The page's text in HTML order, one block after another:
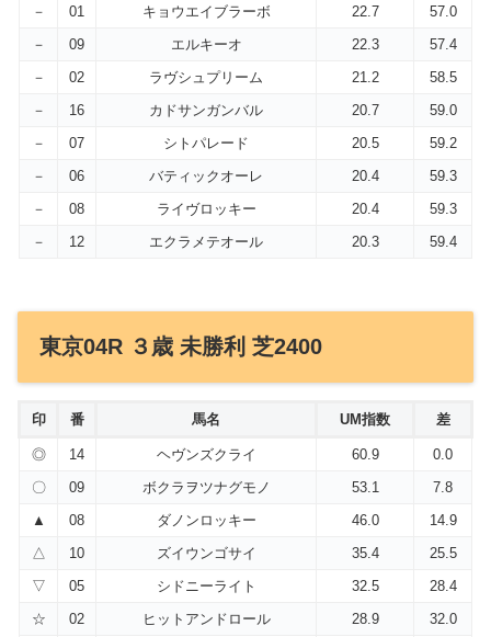
－ 01 キョウエイブラーボ 22.7
57.0
－
09 エルキーオ 22.3
57.4
－
02 ラヴシュプリーム 21.2
58.5
－
16 カドサンガンバル 20.7
59.0
－
07 シトパレード 20.5
59.2
－
06 バティックオーレ 20.4
59.3
－
08 ライヴロッキー 20.4
59.3
－
12 エクラメテオール 20.3 59.4
東京04R ３歳 未勝利 芝2400
印 番 馬名 UM指数 差
◎ 14 ヘヴンズクライ 60.9
0.0
〇
09 ボクラヲツナグモノ 53.1
7.8
▲
08 ダノンロッキー 46.0
14.9
△
10 ズイウンゴサイ 35.4
25.5
▽
05 シドニーライト 32.5
28.4
☆
02 ヒットアンドロール 28.9
32.0